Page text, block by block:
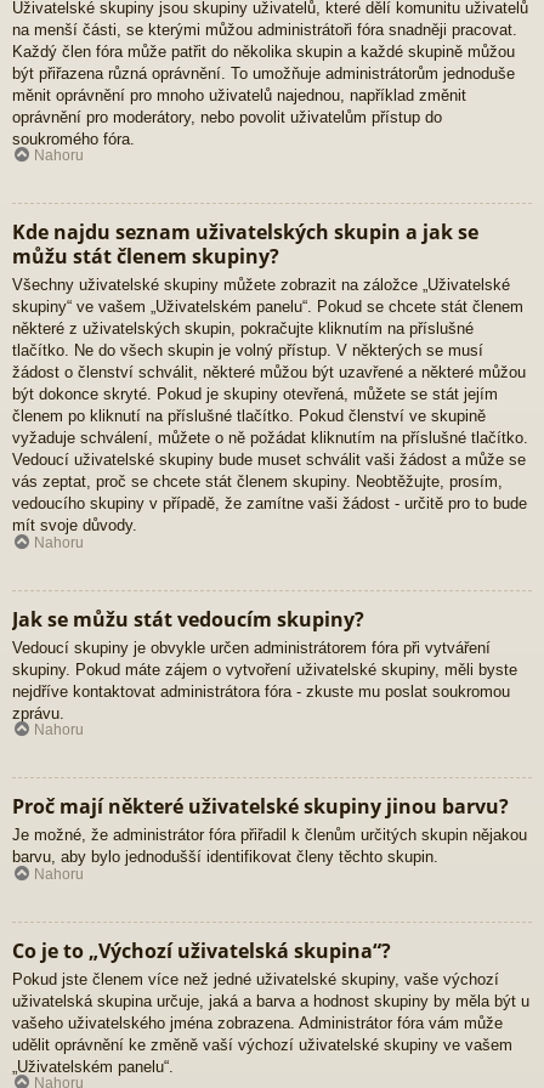
Uživatelské skupiny jsou skupiny uživatelů, které dělí komunitu uživatelů
na menší části, se kterými můžou administrátoři fóra snadněji pracovat.
Každý člen fóra může patřit do několika skupin a každé skupině můžou
být přiřazena různá oprávnění. To umožňuje administrátorům jednoduše
měnit oprávnění pro mnoho uživatelů najednou, například změnit
oprávnění pro moderátory, nebo povolit uživatelům přístup do
soukromého fóra.
Nahoru
Kde najdu seznam uživatelských skupin a jak se
můžu stát členem skupiny?
Všechny uživatelské skupiny můžete zobrazit na záložce „Uživatelské
skupiny“ ve vašem „Uživatelském panelu“. Pokud se chcete stát členem
některé z uživatelských skupin, pokračujte kliknutím na příslušné
tlačítko. Ne do všech skupin je volný přístup. V některých se musí
žádost o členství schválit, některé můžou být uzavřené a některé můžou
být dokonce skryté. Pokud je skupiny otevřená, můžete se stát jejím
členem po kliknutí na příslušné tlačítko. Pokud členství ve skupině
vyžaduje schválení, můžete o ně požádat kliknutím na příslušné tlačítko.
Vedoucí uživatelské skupiny bude muset schválit vaši žádost a může se
vás zeptat, proč se chcete stát členem skupiny. Neobtěžujte, prosím,
vedoucího skupiny v případě, že zamítne vaši žádost - určitě pro to bude
mít svoje důvody.
Nahoru
Jak se můžu stát vedoucím skupiny?
Vedoucí skupiny je obvykle určen administrátorem fóra při vytváření
skupiny. Pokud máte zájem o vytvoření uživatelské skupiny, měli byste
nejdříve kontaktovat administrátora fóra - zkuste mu poslat soukromou
zprávu.
Nahoru
Proč mají některé uživatelské skupiny jinou barvu?
Je možné, že administrátor fóra přiřadil k členům určitých skupin nějakou
barvu, aby bylo jednodušší identifikovat členy těchto skupin.
Nahoru
Co je to „Výchozí uživatelská skupina“?
Pokud jste členem více než jedné uživatelské skupiny, vaše výchozí
uživatelská skupina určuje, jaká a barva a hodnost skupiny by měla být u
vašeho uživatelského jména zobrazena. Administrátor fóra vám může
udělit oprávnění ke změně vaší výchozí uživatelské skupiny ve vašem
„Uživatelském panelu“.
Nahoru